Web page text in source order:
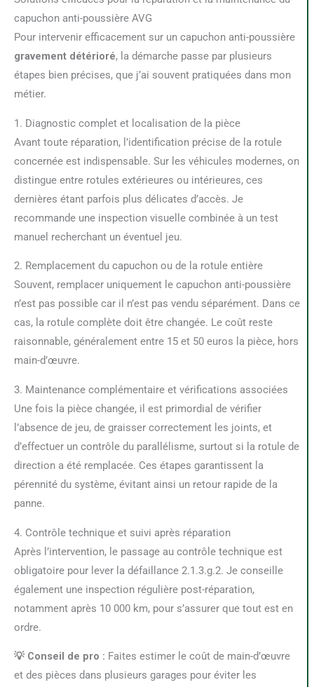
capuchon anti-poussière AVG
Pour intervenir efficacement sur un capuchon anti-poussière
grave­ment dé­té­rio­ré, la démarche passe par plusieurs
étapes bien précises, que j’ai souvent pratiquées dans mon
métier.
1. Diagnostic complet et localisation de la pièce
Avant toute réparation, l’identification précise de la rotule
concernée est indispensable. Sur les véhicules modernes, on
distingue entre rotules extérieures ou intérieures, ces
dernières étant parfois plus délicates d’accès. Je
recommande une inspection visuelle combinée à un test
manuel recherchant un éventuel jeu.
2. Remplacement du capuchon ou de la rotule entière
Souvent, remplacer uniquement le capuchon anti-poussière
n’est pas possible car il n’est pas vendu séparément. Dans ce
cas, la rotule complète doit être changée. Le coût reste
raisonnable, généralement entre 15 et 50 euros la pièce, hors
main-d’œuvre.
3. Maintenance complémentaire et vérifications associées
Une fois la pièce changée, il est primordial de vérifier
l’absence de jeu, de graisser correctement les joints, et
d’effectuer un contrôle du parallélisme, surtout si la rotule de
direction a été remplacée. Ces étapes garantissent la
pérennité du système, évitant ainsi un retour rapide de la
panne.
4. Contrôle technique et suivi après réparation
Après l’intervention, le passage au contrôle technique est
obligatoire pour lever la défaillance 2.1.3.g.2. Je conseille
également une inspection régulière post-réparation,
notamment après 10 000 km, pour s’assurer que tout est en
ordre.
💡 Conseil de pro : Faites estimer le coût de main-d’œuvre
et des pièces dans plusieurs garages pour éviter les